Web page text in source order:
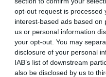
opt-out request is processed
interest-based ads based on
us or personal information
your opt-out. You may
disclosure of your personal
IAB’s list of downstream
also be disclosed by us to